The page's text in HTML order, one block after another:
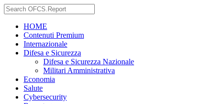
HOME
Contenuti Premium
Internazionale
Difesa e Sicurezza
Difesa e Sicurezza Nazionale
Militari Amministrativa
Economia
Salute
Cybersecurity